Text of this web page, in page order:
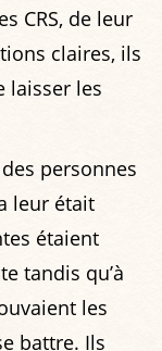
CRS, de leur
claires, ils
laisser les
personnes
leur était
étaient
tandis qu’à
les
battre. Ils